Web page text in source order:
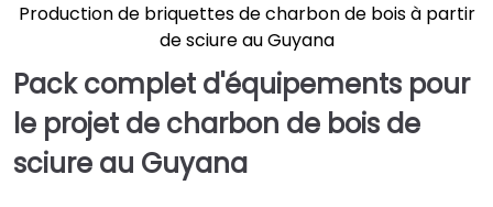
Production de briquettes de charbon de bois à partir
de sciure au Guyana
Pack complet d'équipements pour
le projet de charbon de bois de
sciure au Guyana